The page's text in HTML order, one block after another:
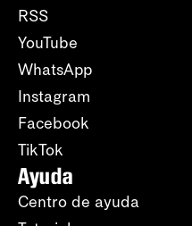
RSS
YouTube
WhatsApp
Instagram
Facebook
TikTok
Ayuda
Centro de ayuda